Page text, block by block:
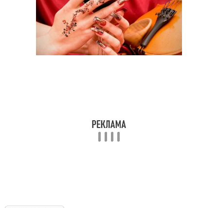
как сделать маникюр лунный маникюр